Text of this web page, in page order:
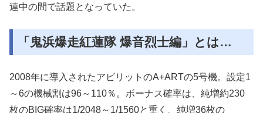
連中の間で話題となっていた。
「鬼浜爆走紅蓮隊 爆音烈士編」とは…
2008年に導入されたアビリットのA+ARTの5号機。設定1
～6の機械割は96～110％。ボーナス確率は、純増約230
枚のBIG確率は1/2048～1/1560と重く、純増36枚の